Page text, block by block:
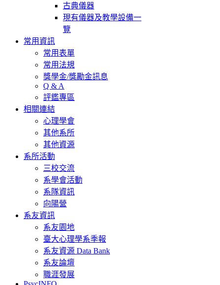
古典儀器
現有儀器及教學設備一
覽
常用資訊
常用表單
常用法規
獎學金/獎勵金訊息
Q & A
評鑑專區
相關連結
心理學會
其他系所
其他資源
系所活動
三校交流
系學會活動
系隊資訊
向陽營
系友資訊
系友園地
臺大心理學系季報
系友資源 Data Bank
系友論壇
職涯發展